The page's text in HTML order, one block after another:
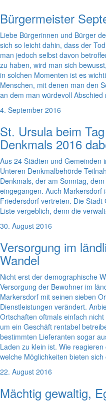
Bürgermeister
Liebe Bürgerinnen und Bürger
sich so leicht dahin, dass der
man jedoch selbst davon
zu haben, wird man sich
in solchen Momenten ist es
Menschen, mit denen man den
an dem man würdevoll Abschied
4. September 2016
St. Ursula beim
Denkmals 2016
Aus 24 Städten und Gemeinden
Unteren Denkmalbehörde
Denkmals, der am Sonntag,
eingegangen. Auch Markersdorf
Friedersdorf vertreten. Die
Liste vergeblich, denn die
30. August 2016
Versorgung im
Wandel
Nicht erst der demographische
Versorgung der Bewohner im
Markersdorf mit seinen sieben
Dienstleistungen verändert.
Ortschaften oftmals einfach
um ein Geschäft rentabel
bestimmten Lieferanten sogar
Laden zu klein ist. Wie
welche Möglichkeiten bieten sich
22. August 2016
Mächtig gewaltig,